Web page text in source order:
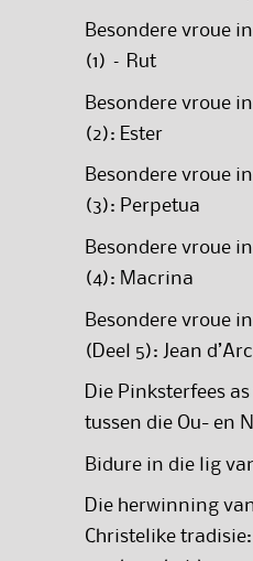
Besondere vroue
(1) – Rut
Besondere vroue
(2): Ester
Besondere vroue
(3): Perpetua
Besondere vroue
(4): Macrina
Besondere vroue
(Deel 5): Jean d’Arc
Die Pinksterfees
tussen die Ou- en
Bidure in die lig
Die herwinning
Christelike